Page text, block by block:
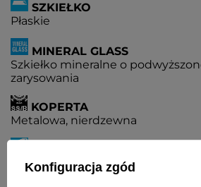
SZKIEŁKO
Płaskie
MINERAL GLASS
Szkiełko mineralne o
zarysowania
KOPERTA
Metalowa, nierdzewna
Wysokiej jakości stal nierdzewna
Konfiguracja zgód